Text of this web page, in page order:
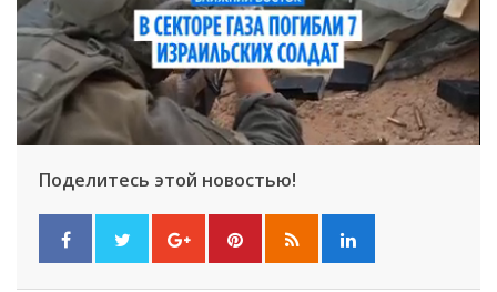
Поделитесь этой новостью!